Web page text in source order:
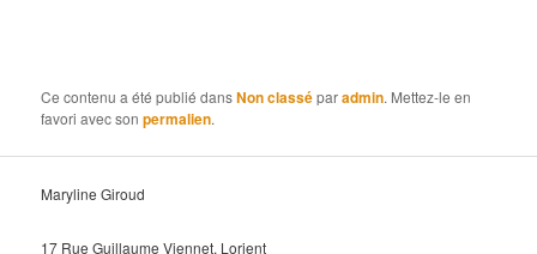
Ce contenu a été publié dansNon classéparadmin. Mettez-le en
favori avec sonpermalien.
Maryline Giroud
17 Rue Guillaume Viennet, Lorient